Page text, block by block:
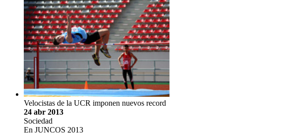
Velocistas de la UCR imponen nuevos record
24 abr 2013
Sociedad
En JUNCOS 2013